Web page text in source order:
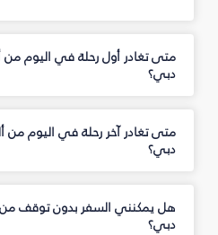
متى تغادر أول رحلة في اليوم من
دبي؟
متى تغادر آخر رحلة في اليوم من
دبي؟
هل يمكنني السفر بدون توقف
دبي؟